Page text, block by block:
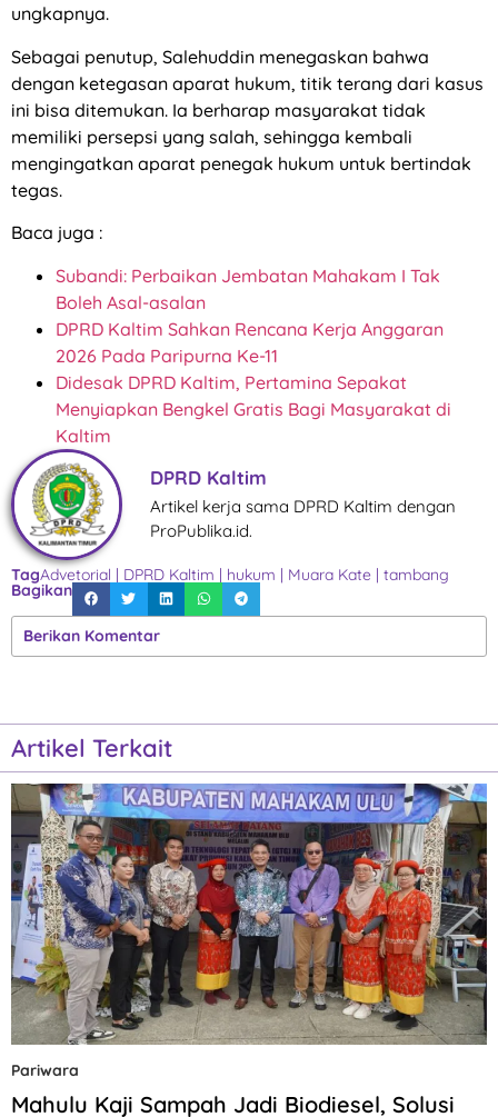
ungkapnya.
Sebagai penutup, Salehuddin menegaskan bahwa
dengan ketegasan aparat hukum, titik terang dari kasus
ini bisa ditemukan. Ia berharap masyarakat tidak
memiliki persepsi yang salah, sehingga kembali
mengingatkan aparat penegak hukum untuk bertindak
tegas.
Baca juga :
Subandi: Perbaikan Jembatan Mahakam I Tak
Boleh Asal-asalan
DPRD Kaltim Sahkan Rencana Kerja Anggaran
2026 Pada Paripurna Ke-11
Didesak DPRD Kaltim, Pertamina Sepakat
Menyiapkan Bengkel Gratis Bagi Masyarakat di
Kaltim
DPRD Kaltim
Artikel kerja sama DPRD Kaltim dengan
ProPublika.id.
TagAdvetorial | DPRD Kaltim | hukum | Muara Kate | tambang
Bagikan
Berikan Komentar
Artikel Terkait
Pariwara
Mahulu Kaji Sampah Jadi Biodiesel, Solusi